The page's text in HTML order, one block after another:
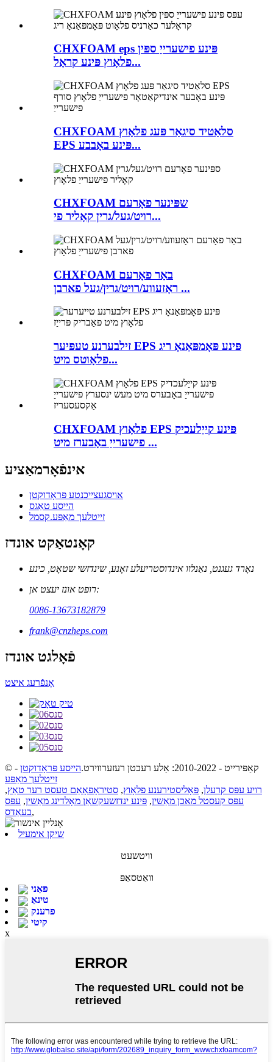
CHXFOAM eps פּינע פישערייַ ספּין
פלאָוץ פּינע קראָל...
CHXFOAM סלאַטיד סיגאַר פּעג פלאָוץ
EPS פּינע באָבבע...
CHXFOAM שפּינער פאָרעם
רויט/געל/גרין קאָליר פי...
CHXFOAM באַר פאָרעם
ראָזעווע/רויט/גרין/געל פארבן ...
זילבערנע טעפּיער EPS פּינע פּאָמפּאַנאָ ריג
פלאָוטס מיט...
CHXFOAM פלאָוץ EPS פּינע קייַלעכיק
פישערייַ באָבערז מיט ...
אינפֿאָרמאַציע
אויסגעצייכנטע פּראָדוקטן
הייסע טאַגס
זייטלעך מאַפּע.קסמל
קאָנטאַקט אונדז
נאָרד געגנט, נאַנלוו אינדוסטריעלע זאָנע, שינדזשי שטאָט, כינע
רופט אונז יעצט אן:
0086-13673182879
frank@cnzheps.com
פֿאָלגט אונדז
אָנפֿרעג איצט
© קאַפּירייט - 2010-2022: אַלע רעכטן רעזערווירט. הייסע פּראָדוקטן -
זייטלעך מאַפּע
רויע עפּס קרעלן, פּאָליסטירענע פלאָוץ, סטיראָפאָאַם טעסט רער טאַץ,
עפּס קעסטל מאכן מאַשין, פּינע ינדזשעקשאַן מאָלדינג מאַשין, עפּס
בעאַדס,
שיקן אימעיל
וויטשעט
וואַטסאַפּ
פּאַני
טינאַ
פרענק
קיטי
x